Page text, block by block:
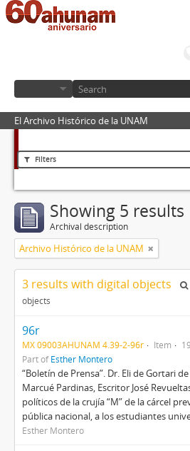
El Archivo Histórico de la UNAM
Filters
Showing 5 results
Archival description
Archivo Histórico de la UNAM
3 results with digital objects
objects
96r
MX 09003AHUNAM 4.39-2-96r Item
Part ofEsther Montero
“Boletín de Prensa”. Dr. Eli de Gortari
Marcué Pardinas, Escritor José
políticos de la crujía “M” de la cárcel
pública nacional, a los estudiantes
Esther Montero